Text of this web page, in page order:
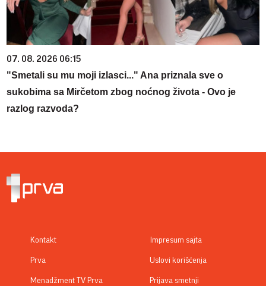
07. 08. 2026 06:15
"Smetali su mu moji izlasci..." Ana priznala sve o
sukobima sa Mirčetom zbog noćnog života - Ovo je
razlog razvoda?
Kontakt
Prva
Menadžment TV Prva
Impresum sajta
Uslovi korišćenja
Prijava smetnji